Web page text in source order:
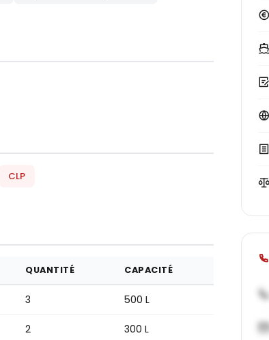
CLP
QUANTITÉ CAPACITÉ
3 500 L
2 300 L